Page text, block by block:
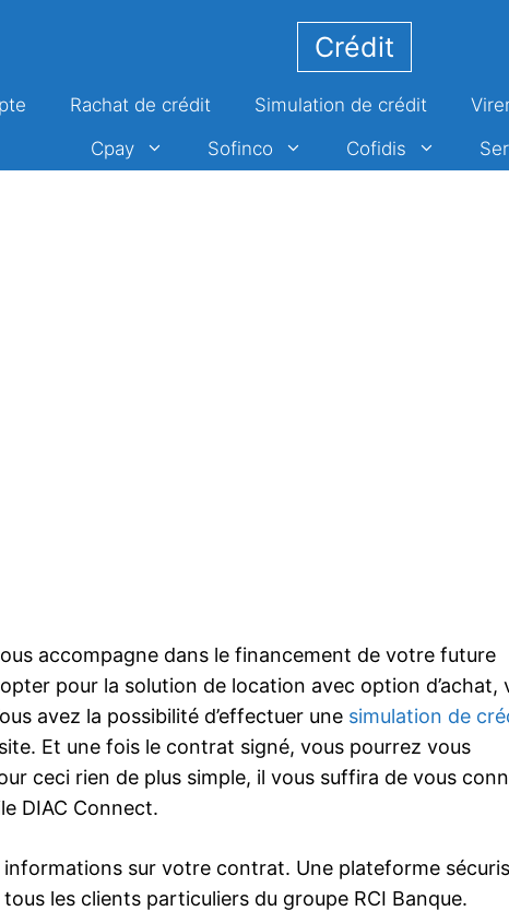
Crédit
Rachat de crédit Simulation de crédit
Cpay
Sofinco Cofidis
accompagne dans le financement de votre future
pour la solution de location avec option d’achat,
avez la possibilité d’effectuer une simulation de
Et une fois le contrat signé, vous pourrez vous
ceci rien de plus simple, il vous suffira de vous
DIAC Connect.
informations sur votre contrat. Une plateforme
les clients particuliers du groupe RCI Banque.